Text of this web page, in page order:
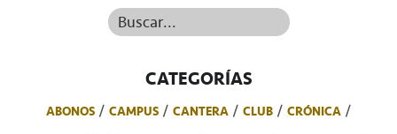
Buscar...
CATEGORÍAS
ABONOS CAMPUS CANTERA CLUB
CRÓNICA